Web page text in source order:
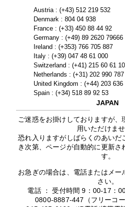
Austria : (+43) 512 219 532
Denmark : 804 04 938
France : (+33) 450 88 44 92
Germany : (+49) 89 2620 79666
Ireland : (+353) 766 705 887
Italy : (+39) 047 48 61 000
Switzerland : (+41) 215 60 61 10
Netherlands : (+31) 202 990 787
United Kingdom : (+44) 203 636
Spain : (+34) 518 89 92 53
JAPAN
ご迷惑をお掛けしておりますが、
用いただけませ
恐れ入りますがしばらくのあいだ
き次第、ページが自動的に更新さ
す。
お急ぎの場合は、電話またはメー
さい。
電話 ： 受付時間 9：00-17：
0800-8887-447（フリーコー